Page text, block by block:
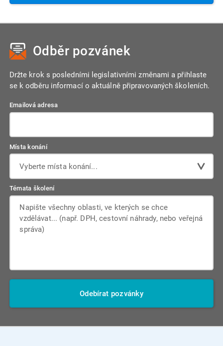
samozřejmě kontaktovat a situaci spolu prověříme.
Odběr pozvánek
Držte krok s posledními legislativními změnami a přihlaste
se k odběru informací o aktuálně připravovaných školeních.
Emailová adresa
Místa konání
Vyberte místa konání...
Témata školení
Odebírat pozvánky